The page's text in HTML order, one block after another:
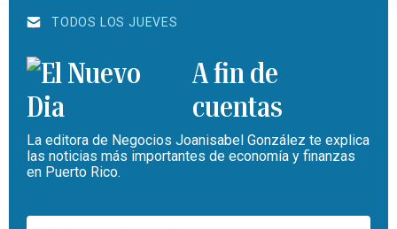
TODOS LOS JUEVES
A fin de
cuentas
La editora de Negocios Joanisabel González te explica
las noticias más importantes de economía y finanzas
en Puerto Rico.